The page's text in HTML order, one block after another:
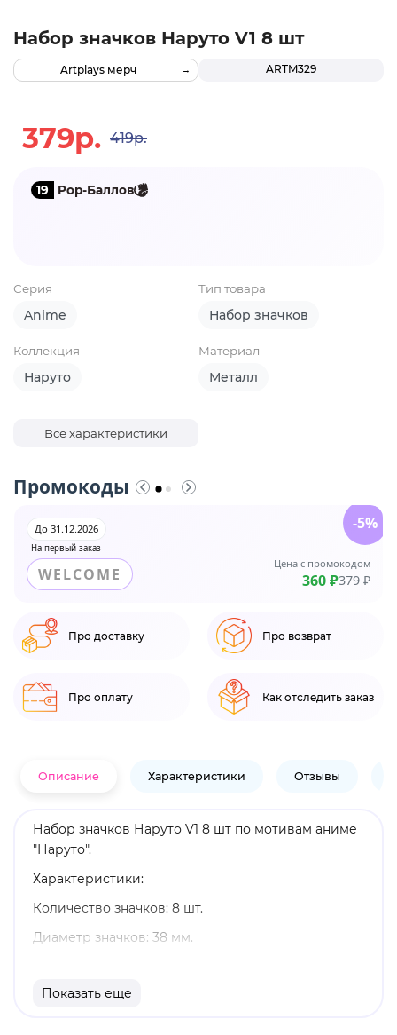
Набор значков Наруто V1 8 шт
ARTM329
Artplays мерч
379р. 419р.
19 Pop-Баллов
Серия
Anime
Тип товара
Набор значков
Коллекция
Наруто
Материал
Металл
Все характеристики
Промокоды
На первый заказ
До 31.12.2026
WELCOME
Цена с промокодом
360 ₽379 ₽
-5%
Про доставку Про возврат
Про оплату Как отследить заказ
Описание Характеристики Отзывы
Набор значков Наруто V1 8 шт по мотивам аниме
"Наруто".
Характеристики:
Количество значков: 8 шт.
Диаметр значков: 38 мм.
Оригинальный и официально лицензированный
Показать еще